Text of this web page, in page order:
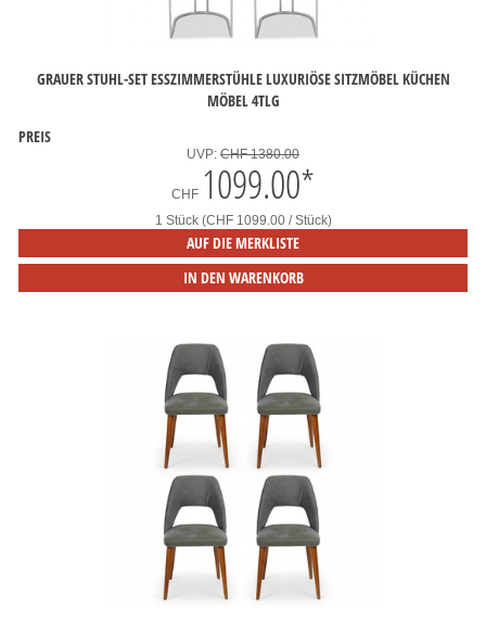
GRAUER STUHL-SET ESSZIMMERSTÜHLE LUXURIÖSE SITZMÖBEL KÜCHEN
MÖBEL 4TLG
PREIS
UVP: CHF 1380.00
CHF 1099.00*
1 Stück (CHF 1099.00 / Stück)
AUF DIE MERKLISTE
IN DEN WARENKORB